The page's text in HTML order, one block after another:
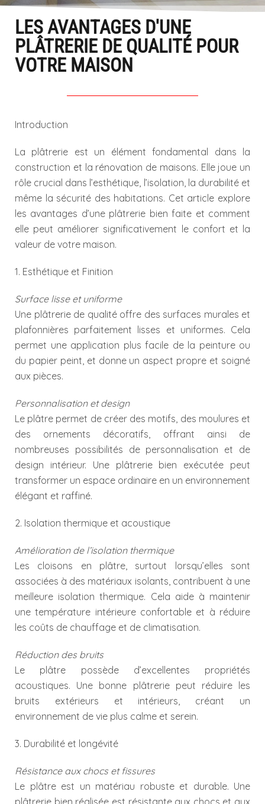
LES AVANTAGES D'UNE
PLÂTRERIE DE QUALITÉ POUR
VOTRE MAISON
Introduction
La plâtrerie est un élément fondamental dans la
construction et la rénovation de maisons. Elle joue un
rôle crucial dans l’esthétique, l’isolation, la durabilité et
même la sécurité des habitations. Cet article explore
les avantages d’une plâtrerie bien faite et comment
elle peut améliorer significativement le confort et la
valeur de votre maison.
1. Esthétique et Finition
Surface lisse et uniforme
Une plâtrerie de qualité offre des surfaces murales et
plafonnières parfaitement lisses et uniformes. Cela
permet une application plus facile de la peinture ou
du papier peint, et donne un aspect propre et soigné
aux pièces.
Personnalisation et design
Le plâtre permet de créer des motifs, des moulures et
des ornements décoratifs, offrant ainsi de
nombreuses possibilités de personnalisation et de
design intérieur. Une plâtrerie bien exécutée peut
transformer un espace ordinaire en un environnement
élégant et raffiné.
2. Isolation thermique et acoustique
Amélioration de l’isolation thermique
Les cloisons en plâtre, surtout lorsqu’elles sont
associées à des matériaux isolants, contribuent à une
meilleure isolation thermique. Cela aide à maintenir
une température intérieure confortable et à réduire
les coûts de chauffage et de climatisation.
Réduction des bruits
Le plâtre possède d’excellentes propriétés
acoustiques. Une bonne plâtrerie peut réduire les
bruits extérieurs et intérieurs, créant un
environnement de vie plus calme et serein.
3. Durabilité et longévité
Résistance aux chocs et fissures
Le plâtre est un matériau robuste et durable. Une